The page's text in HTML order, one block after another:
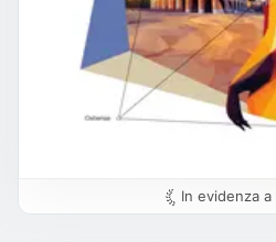
In evidenza a